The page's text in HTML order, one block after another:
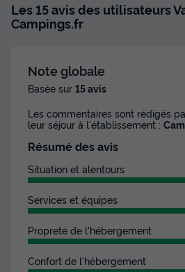
Les 15 avis des utilisateurs
Campings.fr
Note globale
Basée sur 15 avis
Les commentaires sont rédigés
leur séjour à l'établissement :
Résumé des avis
Situation et alentours
Services et équipes
Propreté de l'hébergement
Confort de l'hébergement